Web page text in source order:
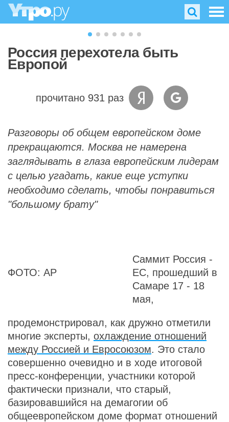
Россия перехотела быть
Европой
прочитано 931 раз
Разговоры об общем европейском доме
прекращаются. Москва не намерена
заглядывать в глаза европейским лидерам
с целью угадать, какие еще уступки
необходимо сделать, чтобы понравиться
"большому брату"
ФОТО: AP
Саммит Россия -
ЕС, прошедший в
Самаре 17 - 18
мая,
продемонстрировал, как дружно отметили
многие эксперты, охлаждение отношений
между Россией и Евросоюзом. Это стало
совершенно очевидно и в ходе итоговой
пресс-конференции, участники которой
фактически признали, что старый,
базировавшийся на демагогии об
общеевропейском доме формат отношений